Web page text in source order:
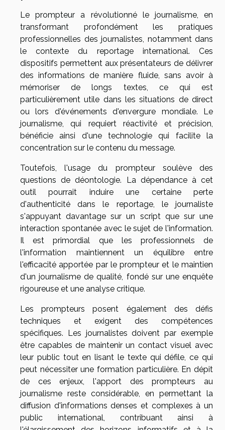
Le prompteur a révolutionné le journalisme, en
transformant profondément les pratiques
professionnelles des journalistes, notamment dans
le contexte du reportage international. Ces
dispositifs permettent aux présentateurs de délivrer
des informations de manière fluide, sans avoir à
mémoriser de longs textes, ce qui est
particulièrement utile dans les situations de direct
ou lors d'événements d'envergure mondiale. Le
journalisme, qui requiert réactivité et précision,
bénéficie ainsi d'une technologie qui facilite la
concentration sur le contenu du message.
Toutefois, l'usage du prompteur soulève des
questions de déontologie. La dépendance à cet
outil pourrait induire une certaine perte
d'authenticité dans le reportage, le journaliste
s'appuyant davantage sur un script que sur une
interaction spontanée avec le sujet de l'information.
Il est primordial que les professionnels de
l'information maintiennent un équilibre entre
l'efficacité apportée par le prompteur et le maintien
d'un journalisme de qualité, fondé sur une enquête
rigoureuse et une analyse critique.
Les prompteurs posent également des défis
techniques et exigent des compétences
spécifiques. Les journalistes doivent par exemple
être capables de maintenir un contact visuel avec
leur public tout en lisant le texte qui défile, ce qui
peut nécessiter une formation particulière. En dépit
de ces enjeux, l'apport des prompteurs au
journalisme reste considérable, en permettant la
diffusion d'informations denses et complexes à un
public international, contribuant ainsi à